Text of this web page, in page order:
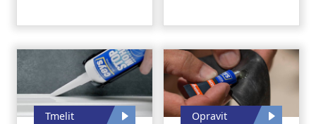
Tmelit Opravit